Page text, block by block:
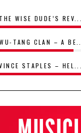
THE WISE DUDE’S REV...
TANG CLAN – A BE...
STAPLES – HEL...